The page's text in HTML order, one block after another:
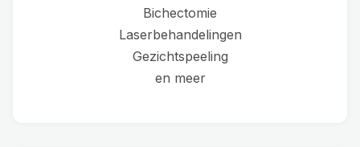
Bichectomie
Laserbehandelingen
Gezichtspeeling
en meer